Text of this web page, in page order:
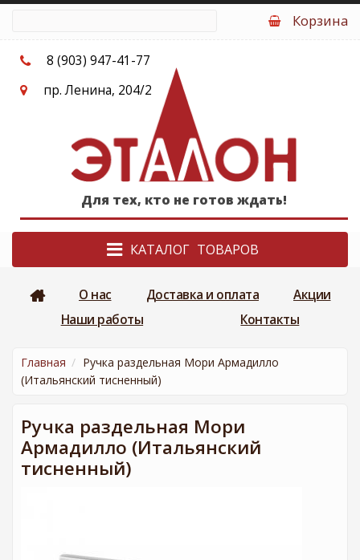
Перейти к основному содержанию
Корзина
Для тех, кто не готов ждать!
8 (903) 947-41-77
пр. Ленина, 204/2
КАТАЛОГ
О нас Доставка и оплата
Акции
Наши работы
Контакты
Главная
Ручка раздельная Мори Армадилло
(Итальянский тисненный)
Ручка раздельная Мори
Армадилло (Итальянский
тисненный)